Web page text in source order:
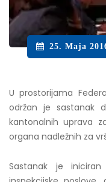
25. Maja
U prostorijama
održan je sastanak
kantonalnih uprava
organa nadležnih za
Sastanak je